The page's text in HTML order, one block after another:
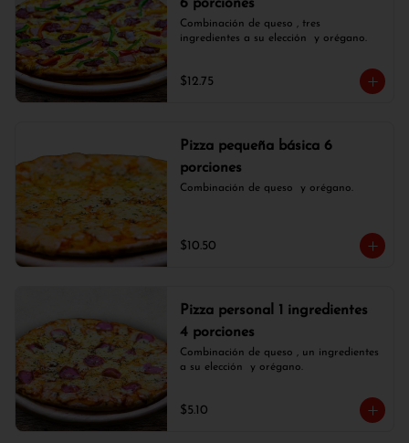
6 porciones
Combinación de queso , tres
ingredientes a su elección  y orégano.
$12.75
Pizza pequeña básica 6
porciones
Combinación de queso  y orégano.
$10.50
Pizza personal 1 ingredientes
4 porciones
Combinación de queso , un ingredientes
a su elección  y orégano.
$5.10